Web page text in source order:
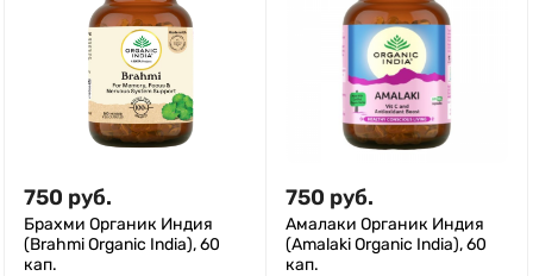
750 руб.
Брахми Органик Индия
(Brahmi Organic India), 60
кап.
750 руб.
Амалаки Органик Индия
(Amalaki Organic India), 60
кап.